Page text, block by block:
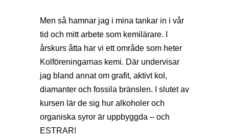
Men så hamnar jag i mina tankar in i vår
tid och mitt arbete som kemilärare. I
årskurs åtta har vi ett område som heter
Kolföreningarnas kemi. Där undervisar
jag bland annat om grafit, aktivt kol,
diamanter och fossila bränslen. I slutet av
kursen lär de sig hur alkoholer och
organiska syror är uppbyggda – och
ESTRAR!